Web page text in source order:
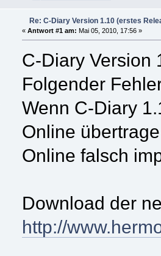
Re: C-Diary Version 1.10 (erstes
« Antwort #1 am: Mai 05, 2010, 17:56 »
C-Diary Version
Folgender
Wenn C-Diary
Online
Online falsch
Download der
http://